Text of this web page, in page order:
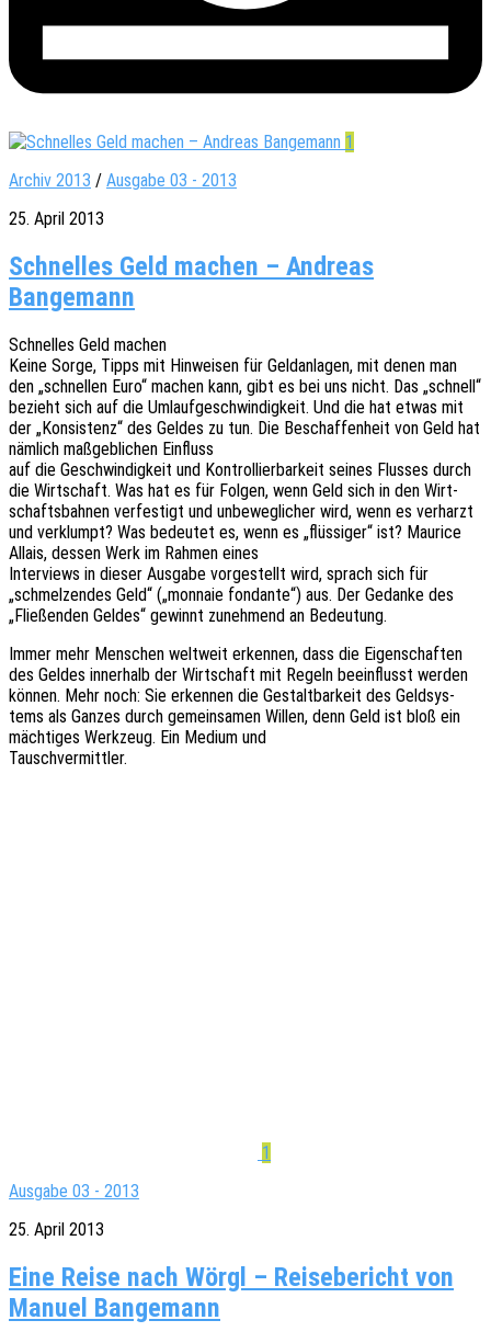
1
Archiv 2013 / Ausgabe 03 - 2013
25. April 2013
Schnelles Geld machen – Andreas
Bangemann
Schnel­les Geld machen
Keine Sorge, Tipps mit Hinwei­sen für Geld­an­la­gen, mit denen man
den „schnel­len Euro“ machen kann, gibt es bei uns nicht. Das „schnell“
bezieht sich auf die Umlauf­ge­schwin­dig­keit. Und die hat etwas mit
der „Konsis­tenz“ des Geldes zu tun. Die Beschaf­fen­heit von Geld hat
nämlich maßgeb­li­chen Einfluss
auf die Geschwin­dig­keit und Kontrol­lier­bar­keit seines Flus­ses durch
die Wirt­schaft. Was hat es für Folgen, wenn Geld sich in den Wirt­
schafts­bah­nen verfes­tigt und unbe­weg­li­cher wird, wenn es verh­arzt
und verklumpt? Was bedeu­tet es, wenn es „flüs­si­ger“ ist? Maurice
Allais, dessen Werk im Rahmen eines
Inter­views in dieser Ausga­be vorge­stellt wird, sprach sich für
„schmel­zen­des Geld“ („monnaie fond­an­te“) aus. Der Gedan­ke des
„Flie­ßen­den Geldes“ gewinnt zuneh­mend an Bedeutung.
Immer mehr Menschen welt­weit erken­nen, dass die Eigen­schaf­ten
des Geldes inner­halb der Wirt­schaft mit Regeln beein­flusst werden
können. Mehr noch: Sie erken­nen die Gestalt­bar­keit des Geld­sys­
tems als Ganzes durch gemein­sa­men Willen, denn Geld ist bloß ein
mäch­ti­ges Werk­zeug. Ein Medium und
Tauschvermittler.
1
Ausgabe 03 - 2013
25. April 2013
Eine Reise nach Wörgl – Reisebericht von
Manuel Bangemann